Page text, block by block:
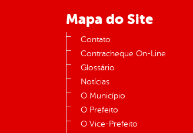
Mapa do Site
Contato
Contracheque On-Line
Glossário
Notícias
O Município
O Prefeito
O Vice-Prefeito